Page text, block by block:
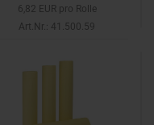
6,82 EUR pro Rolle
Art.Nr.: 41.500.59